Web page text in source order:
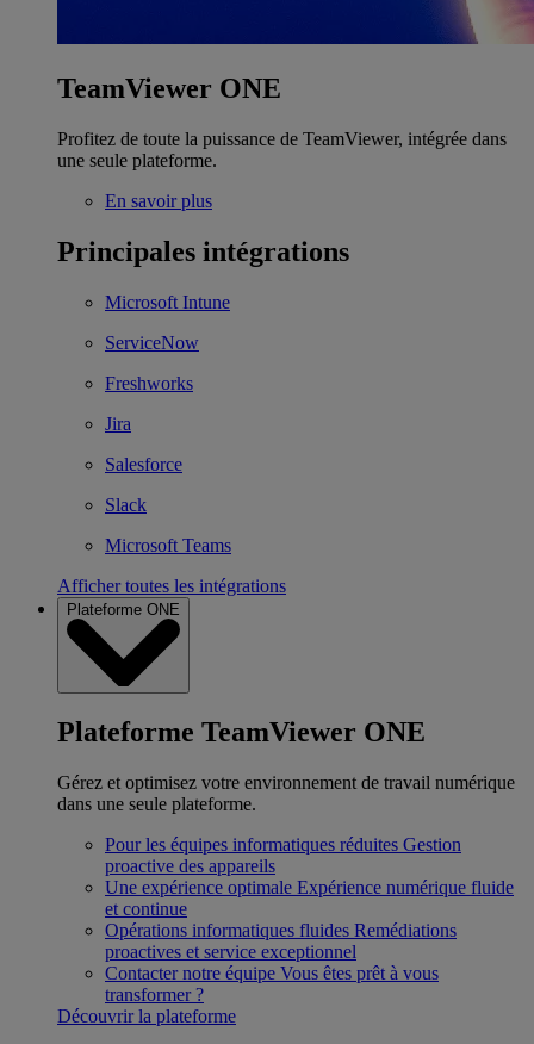
TeamViewer ONE
Profitez de toute la puissance de TeamViewer, intégrée dans
une seule plateforme.
En savoir plus
Principales intégrations
Microsoft Intune
ServiceNow
Freshworks
Jira
Salesforce
Slack
Microsoft Teams
Afficher toutes les intégrations
Plateforme ONE
Plateforme TeamViewer ONE
Gérez et optimisez votre environnement de travail numérique
dans une seule plateforme.
Pour les équipes informatiques réduites Gestion
proactive des appareils
Une expérience optimale Expérience numérique fluide
et continue
Opérations informatiques fluides Remédiations
proactives et service exceptionnel
Contacter notre équipe Vous êtes prêt à vous
transformer ?
Découvrir la plateforme